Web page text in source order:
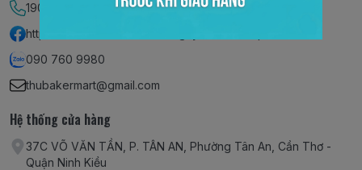
190 058 5879
https://www.facebook.com/nguyenlieubanhphache
090 760 9980
thubakermart@gmail.com
Hệ thống cửa hàng
37C VÕ VĂN TẦN, P. TÂN AN, Phường Tân An, Cần Thơ -
Quận Ninh Kiều